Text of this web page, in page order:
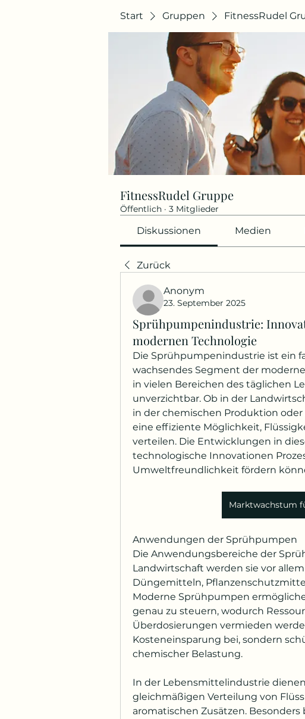
Start Gruppen FitnessRudel
FitnessRudel Gruppe
Öffentlich · 3 Mitglieder
Diskussionen Medien
Zurück
Anonym
23. September 2025
Sprühpumpenindustrie:
modernen Technologie
Die Sprühpumpenindustrie ist ein
wachsendes Segment der
in vielen Bereichen des täglichen
unverzichtbar. Ob in der
in der chemischen Produktion
eine effiziente Möglichkeit,
verteilen. Die Entwicklungen in
technologische Innovationen
Umweltfreundlichkeit fördern
Marktwachstum
Anwendungen der Sprühpumpen
Die Anwendungsbereiche der
Landwirtschaft werden sie vor
Düngemitteln,
Moderne Sprühpumpen
genau zu steuern, wodurch
Überdosierungen vermieden
Kosteneinsparung bei, sondern
chemischer Belastung.
In der Lebensmittelindustrie
gleichmäßigen Verteilung von
aromatischen Zusätzen.